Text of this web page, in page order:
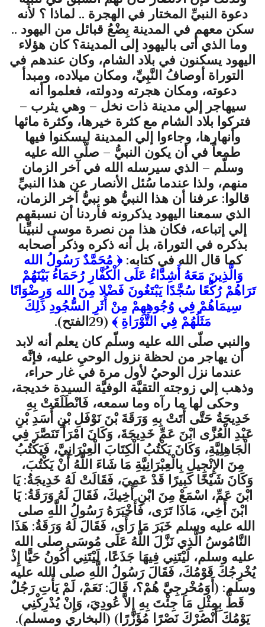
دعوة النبيِّ المختار في الهجرة .. لماذا ؟ لأنه
سكن معهم في المدينة بِضْعُ قبائل من اليهود ..
وما الذي أتى باليهود إلى المدينة؟ كان هؤلاء
اليهود يسكنون في بلاد الشام، وكان عندهم في
التوراة أوصافُ النَّبِيِّ، ومكان ميلاده، ومبدأ
دعوته، ومكان هجرته ودولته، فعلموا أنه
سيهاجر إلي مدينة ذات نخل – وهي يثرب –
فتركوا بلاد الشام مع كثرة خيرها، وكثرة مائها
وأنهارها، وجاءوا إلي المدينة ليسكنوا فيها
طمعاً في أن يكون النبيُّ – صلّى الله عليه
وسلّم – الذي سيرسله الله في آخر الزمان
منهم، ولذا عندما سُئل الأنصار عن هذا النبيِّ
قالوا: عرفنا أن هذا النبيُّ هو نبيُّ آخر الزمان،
الذي سمعنا اليهود يذكرونه فأردنا أن نسبقهم
إلي إتباعه، فكان هذا من نصرة موسى لنبيِّنا
بذكره في التوراة، بل أنه ذكره وذكر أصحابه
كما قال الله في كتابه:﴿ مُحَمَّدٌ رَسُولُ الله
وَالَّذِينَ مَعَهُ أَشِدَّاءُ عَلَى الْكُفَّارِ رُحَمَاءُ بَيْنَهُمْ
تَرَاهُمْ رُكَّعًا سُجَّدًا يَبْتَغُونَ فَضْلا مِنَ الله وَرِضْوَانًا
سِيمَاهُمْ فِي وُجُوهِهِمْ مِنْ أَثَرِ السُّجُودِ ذَلِكَ
مَثَلُهُمْ فِي التَّوْرَاةِ﴾ (29الفتح).
والنبي صلّى الله عليه وسلّم كان يعلم أنه لابد
أن يهاجر من لحظة نزول الوحيِ عليه، فإنَّه
عندما نزل الوحيُ لأول مرة في غار حراء،
وذهب إلي زوجته التقيَّة الوفيَّة السيدة خديجة،
وحكى لها ما رآه وما سمعه، فَانْطَلَقَتْ بِهِ
خَدِيجَةُ حَتَّى أَتَتْ بِهِ وَرَقَةَ بْنَ نَوْفَلِ بْنِ أَسَدِ بْنِ
عَبْدِ الْعُزَّى ابْنَ عَمِّ خَدِيجَةَ، وَكَانَ امْرَأً تَنَصَّرَ فِي
الْجَاهِلِيَّةِ، وَكَانَ يَكْتُبُ الْكِتَابَ الْعِبْرَانِيَّ، فَيَكْتُبُ
مِنَ الإِنْجِيلِ بِالْعِبْرَانِيَّةِ مَا شَاءَ اللَّهُ أَنْ يَكْتُبَ،
وَكَانَ شَيْخًا كَبِيرًا قَدْ عَمِيَ، فَقَالَتْ لَهُ خَدِيجَةُ: يَا
ابْنَ عَمِّ، اسْمَعْ مِنَ ابْنِ أَخِيكَ، فَقَالَ لَهُ وَرَقَةُ: يَا
ابْنَ أَخِي، مَاذَا تَرَى، فَأَخْبَرَهُ رَسُولُ اللَّهِ صلى
الله عليه وسلم خَبَرَ مَا رَأَى، فَقَالَ لَهُ وَرَقَةُ: هَذَا
النَّامُوسُ الَّذِي نَزَّلَ اللَّهُ عَلَى مُوسَى صلى الله
عليه وسلم، لَيْتَنِي فِيهَا جَذَعًا، لَيْتَنِي أَكُونُ حَيًّا إِذْ
يُخْرِجُكَ قَوْمُكَ، فَقَالَ رَسُولُ اللَّهِ صلى الله عليه
وسلم: (أَوَمُخْرِجِيَّ هُمْ؟، قَالَ: نَعَمْ، لَمْ يَأْتِ رَجُلٌ
قَطُّ بِمِثْلِ مَا جِئْتَ بِهِ إِلاَّ عُودِيَ، وَإِنْ يُدْرِكْنِي
يَوْمُكَ أَنْصُرْكَ نَصْرًا مُؤَزَّرًا) ( البخاري ومسلم).